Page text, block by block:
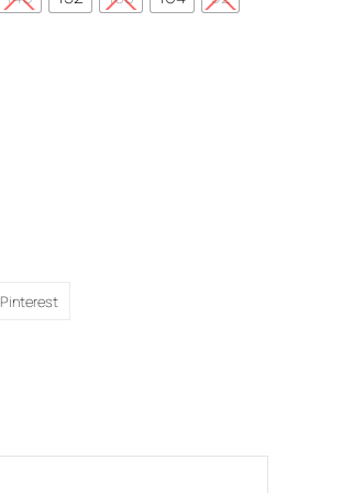
Pinterest